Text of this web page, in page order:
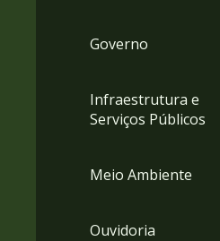
Governo
Infraestrutura e
Serviços Públicos
Meio Ambiente
Ouvidoria